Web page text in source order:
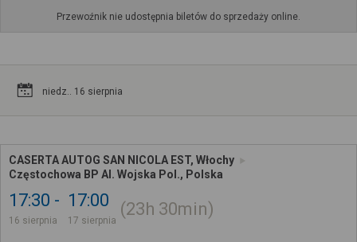
Przewoźnik nie udostępnia biletów do sprzedaży online.
niedz.. 16 sierpnia
CASERTA AUTOG SAN NICOLA EST, Włochy
Częstochowa BP Al. Wojska Pol., Polska
17:30
16 sierpnia
17:00
17 sierpnia
23h 30min